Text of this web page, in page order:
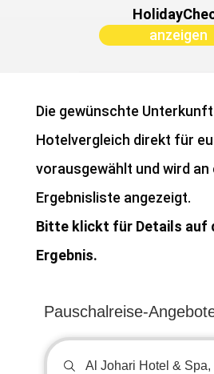
anzeigen
Die gewünschte
Hotelvergleich direkt für
vorausgewählt und wird
Ergebnisliste angezeigt.
Bitte klickt für Details auf
Ergebnis.